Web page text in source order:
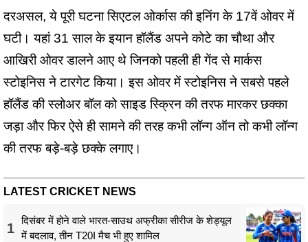
दरअसल, ये पूरी घटना सिएटल ओर्कास की इनिंग के 17वें ओवर में
घटी। यहां 31 साल के इयान हॉलैंड अपने कोटे का चौथा और
आखिरी ओवर डालने आए थे जिनको पहली ही गेंद से मार्कस
स्टोइनिस ने टारगेट किया। इस ओवर में स्टोइनिस ने सबसे पहले
हॉलैंड की स्लोअर बॉल को साइड स्क्रिन की तरफ मारकर छक्का
जड़ा और फिर ऐसे ही सामने की तरह कभी लॉन्ग ऑन तो कभी लॉन्ग
की तरफ बड़े-बड़े छक्के लगाए।
LATEST CRICKET NEWS
1
दिसंबर में होने वाले भारत-साउथ अफ्रीका सीरीज के शेड्यूल
में बदलाव, तीन T20I मैच भी हुए शामिल